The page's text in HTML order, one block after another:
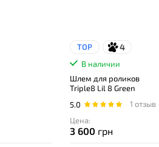
TOP 4
В наличии
Шлем для роликов
Triple8 Lil 8 Green
5.0
1 отзыв
Цена:
3 600 грн